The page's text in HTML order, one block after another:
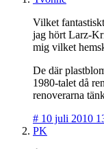
Vilket
jag hört Larz-
mig vilket
De där
1980-talet då
renoverarna
# 10 juli 2010
PK